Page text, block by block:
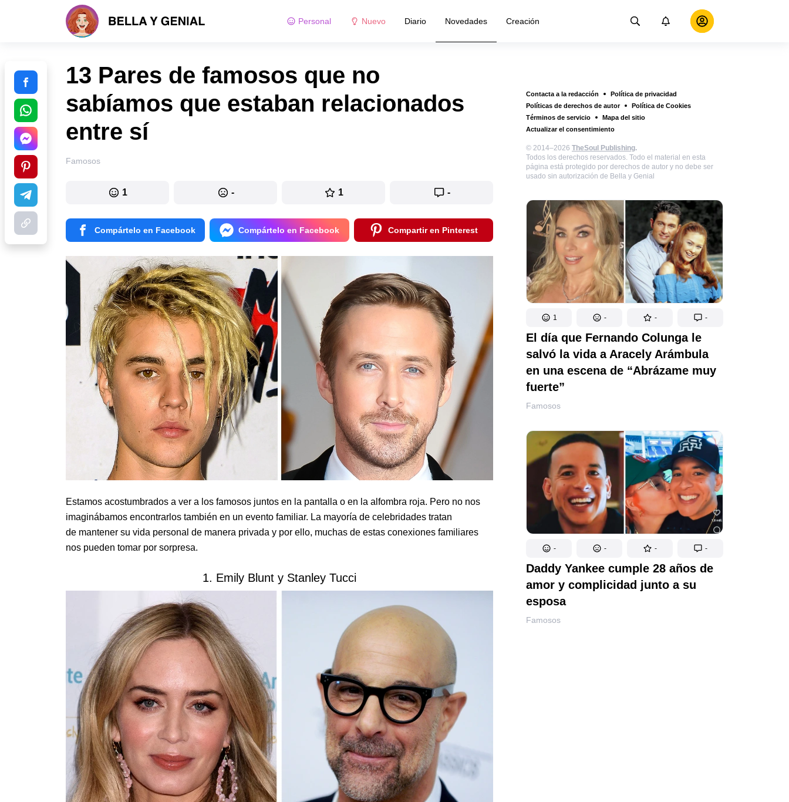
Personal Nuevo Diario Novedades Creación
Contacta a la redacción
Política de privacidad
Políticas de derechos de autor
Política de Cookies
Términos de servicio
Mapa del sitio
Actualizar el consentimiento
© 2014–2026 TheSoul Publishing.
Todos los derechos reservados. Todo el material en esta
página está protegido por derechos de autor y no debe ser
usado sin autorización de Bella y Genial
1 - - -
El día que Fernando Colunga le
salvó la vida a Aracely Arámbula
en una escena de “Abrázame muy
fuerte”
Famosos
- - - -
Daddy Yankee cumple 28 años de
amor y complicidad junto a su
esposa
Famosos
13 Pares de famosos que no
sabíamos que estaban relacionados
entre sí
Famosos
1 - 1 -
Compártelo en Facebook Compártelo en Facebook Compartir en Pinterest
Estamos acostumbrados a ver a los famosos juntos en la pantalla o en la alfombra roja. Pero no nos
imaginábamos encontrarlos también en un evento familiar. La mayoría de celebridades tratan
de mantener su vida personal de manera privada y por ello, muchas de estas conexiones familiares
nos pueden tomar por sorpresa.
1. Emily Blunt y Stanley Tucci